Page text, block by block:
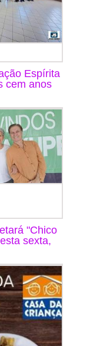
Espírita
cem anos
"Chico
sexta,